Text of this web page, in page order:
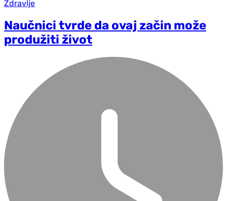
Zdravlje
Naučnici tvrde da ovaj začin može
produžiti život